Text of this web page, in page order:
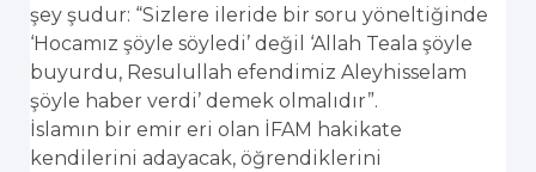
şey şudur: “Sizlere ileride bir soru yöneltiğinde
‘Hocamız şöyle söyledi’ değil ‘Allah Teala şöyle
buyurdu, Resulullah efendimiz Aleyhisselam
şöyle haber verdi’ demek olmalıdır”.
İslamın bir emir eri olan İFAM hakikate
kendilerini adayacak, öğrendiklerini